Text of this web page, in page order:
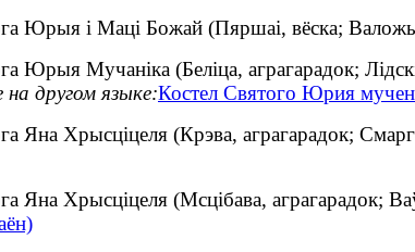
Юрыя і Маці Божай (Пяршаі, вёска;
Юрыя Мучаніка (Беліца, аграгарадок;
другом языке:Костел Святого Юрия
Яна Хрысціцеля (Крэва, аграгарадок;
Яна Хрысціцеля (Мсцібава, аграгарадок;